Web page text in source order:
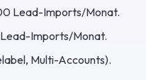
Lead-Imports/Monat.
Imports/Monat.
Multi-Accounts).